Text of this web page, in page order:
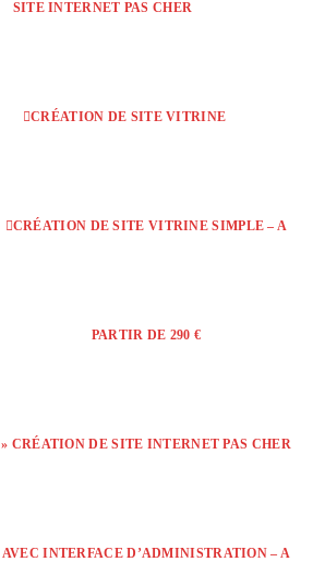
SITE INTERNET PAS CHER
CRÉATION DE SITE VITRINE
CRÉATION DE SITE VITRINE SIMPLE – A
PARTIR DE 290 €
» CRÉATION DE SITE INTERNET PAS CHER
AVEC INTERFACE D’ADMINISTRATION – A